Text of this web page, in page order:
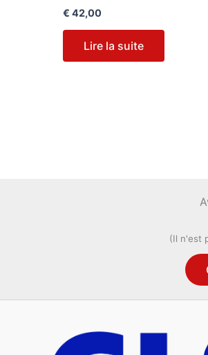
€ 42,00
Lire la suite
(Il n'est